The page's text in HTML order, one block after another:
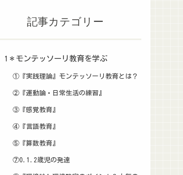
記事カテゴリー
1＊モンテッソーリ教育を学ぶ
①『実践理論』モンテッソーリ教育とは？
②『運動論・日常生活の練習』
③『感覚教育』
④『言語教育』
⑤『算数教育』
⑦0.1.2歳児の発達